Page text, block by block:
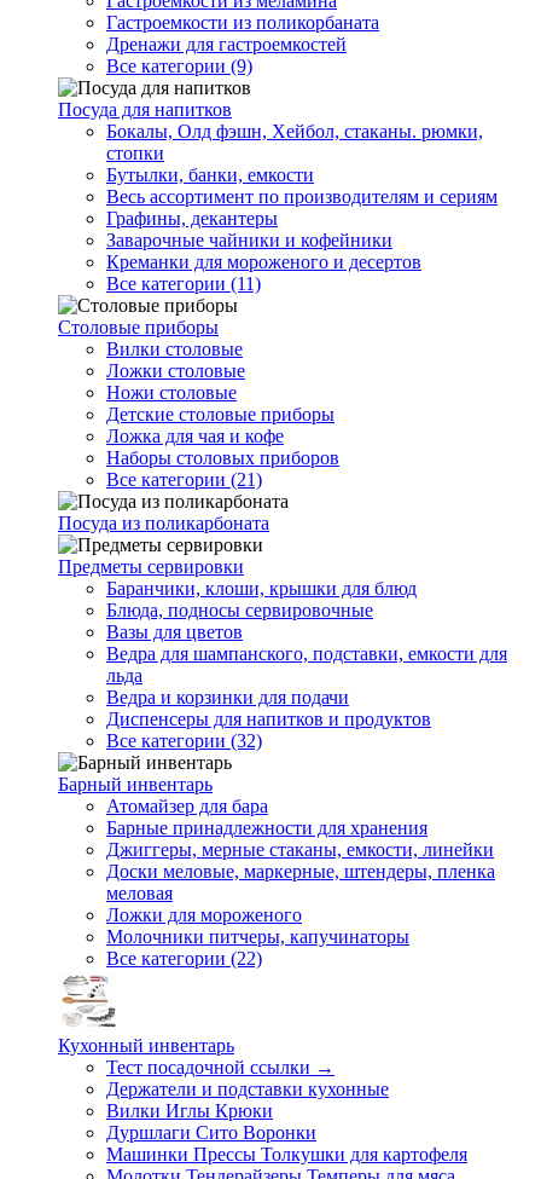
Гастроемкости из поликорбаната
Дренажи для гастроемкостей
Все категории (9)
Посуда для напитков
Бокалы, Олд фэшн, Хейбол, стаканы. рюмки,
стопки
Бутылки, банки, емкости
Весь ассортимент по производителям и сериям
Графины, декантеры
Заварочные чайники и кофейники
Креманки для мороженого и десертов
Все категории (11)
Столовые приборы
Вилки столовые
Ложки столовые
Ножи столовые
Детские столовые приборы
Ложка для чая и кофе
Наборы столовых приборов
Все категории (21)
Посуда из поликарбоната
Предметы сервировки
Баранчики, клоши, крышки для блюд
Блюда, подносы сервировочные
Вазы для цветов
Ведра для шампанского, подставки, емкости для
льда
Ведра и корзинки для подачи
Диспенсеры для напитков и продуктов
Все категории (32)
Барный инвентарь
Атомайзер для бара
Барные принадлежности для хранения
Джиггеры, мерные стаканы, емкости, линейки
Доски меловые, маркерные, штендеры, пленка
меловая
Ложки для мороженого
Молочники питчеры, капучинаторы
Все категории (22)
Кухонный инвентарь
Тест посадочной ссылки →
Держатели и подставки кухонные
Вилки Иглы Крюки
Дуршлаги Сито Воронки
Машинки Прессы Толкушки для картофеля